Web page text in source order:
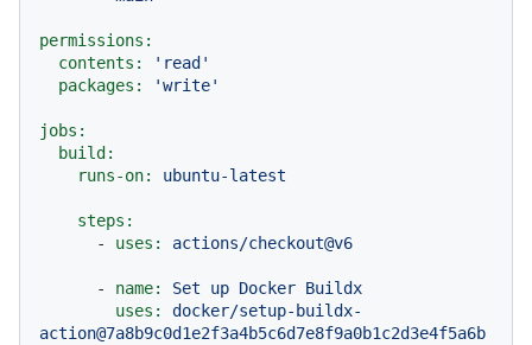
permissions:
contents:
'read'
packages:
'write'
jobs:
build:
runs-on:
ubuntu-latest
steps:
-
uses: actions/checkout@v6
- name: Set up Docker Buildx
uses:
docker/setup-buildx-
action@7a8b9c0d1e2f3a4b5c6d7e8f9a0b1c2d3e4f5a6b